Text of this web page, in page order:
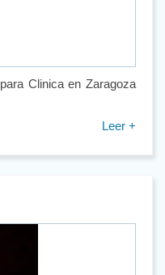
Clinica en Zaragoza
Leer +